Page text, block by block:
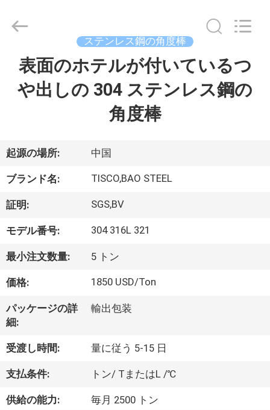
ダ
ク
ト
私
に
つ
い
て
JIANGSU
LIMITED.
Reserved.
ステンレス鋼の角度棒
表面のホテルが付いているつ
や出しの 304 ステンレス鋼の
角度棒
起源の場所: 中国
ブランド名: TISCO,BAO STEEL
証明: SGS,BV
モデル番号: 304 316L 321
最小注文数量: 5 トン
価格: 1850 USD/Ton
パッケージの詳
細:
輸出包装
受渡し時間: 量に従う 5-15 日
支払条件: トン/ TまたはL /℃
供給の能力: 毎月 2500 トン